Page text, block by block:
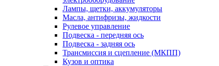
Лампы, щетки, аккумуляторы
Масла, антифризы, жидкости
Рулевое управление
Подвеска - передняя ось
Подвеска - задняя ось
Трансмиссия и сцепление (МКПП)
Кузов и оптика